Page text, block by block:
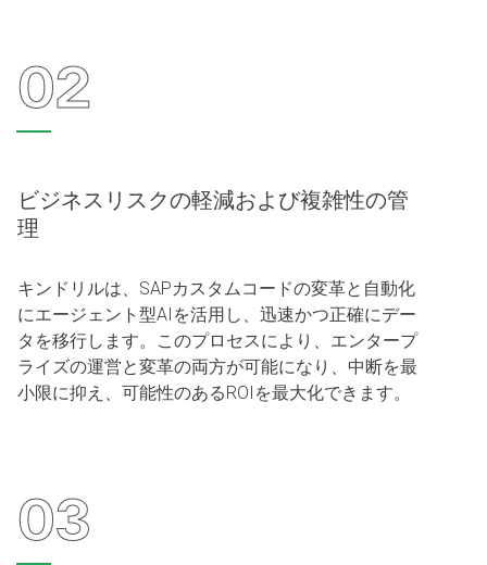
02
ビジネスリスクの軽減および複雑性の管
理
キンドリルは、SAPカスタムコードの変革と自動化
にエージェント型AIを活用し、迅速かつ正確にデー
タを移行します。このプロセスにより、エンタープ
ライズの運営と変革の両方が可能になり、中断を最
小限に抑え、可能性のあるROIを最大化できます。
03